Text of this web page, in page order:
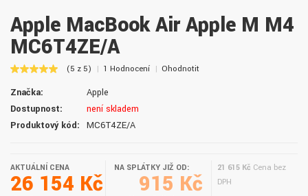
Apple MacBook Air Apple M M4
MC6T4ZE/A
(5 z 5) 1 Hodnocení Ohodnotit
Značka:
Apple
Dostupnost:
není skladem
Produktový kód:
MC6T4ZE/A
AKTUÁLNÍ CENA
26 154 Kč
NA SPLÁTKY JIŽ OD:
915 Kč
21 615 Kč Cena bez
DPH